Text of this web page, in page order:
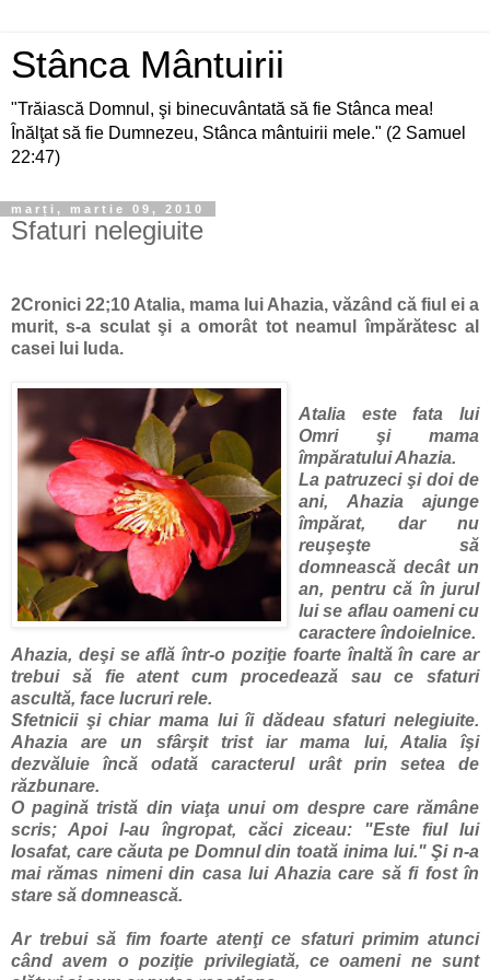
Stânca Mântuirii
"Trăiască Domnul, şi binecuvântată să fie Stânca mea!
Înălţat să fie Dumnezeu, Stânca mântuirii mele." (2 Samuel
22:47)
marți, martie 09, 2010
Sfaturi nelegiuite
2Cronici 22;10 Atalia, mama lui Ahazia, văzând că fiul ei a
murit, s-a sculat şi a omorât tot neamul împărătesc al
casei lui Iuda.
Atalia este fata lui
Omri şi mama
împăratului Ahazia.
La patruzeci şi doi de
ani, Ahazia ajunge
împărat, dar nu
reuşeşte să
domnească decât un
an, pentru că în jurul
lui se aflau oameni cu
caractere îndoielnice.
Ahazia, deşi se află într-o poziţie foarte înaltă în care ar
trebui să fie atent cum procedează sau ce sfaturi
ascultă, face lucruri rele.
Sfetnicii şi chiar mama lui îi dădeau sfaturi nelegiuite.
Ahazia are un sfârşit trist iar mama lui, Atalia îşi
dezvăluie încă odată caracterul urât prin setea de
răzbunare.
O pagină tristă din viaţa unui om despre care rămâne
scris; Apoi l-au îngropat, căci ziceau: "Este fiul lui
Iosafat, care căuta pe Domnul din toată inima lui." Şi n-a
mai rămas nimeni din casa lui Ahazia care să fi fost în
stare să domnească.
Ar trebui să fim foarte atenţi ce sfaturi primim atunci
când avem o poziţie privilegiată, ce oameni ne sunt